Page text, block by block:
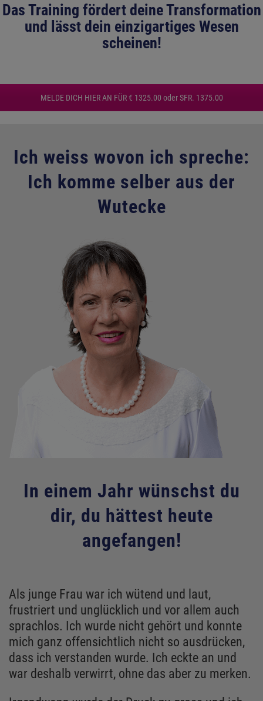
Das Training fördert deine Transformation
und lässt dein einzigartiges Wesen
scheinen!
MELDE DICH HIER AN FÜR € 1325.00 oder SFR. 1375.00
Ich weiss wovon ich spreche:
Ich komme selber aus der
Wutecke
In einem Jahr wünschst du
dir, du hättest heute
angefangen!
Als junge Frau war ich wütend und laut,
frustriert und unglücklich und vor allem auch
sprachlos. Ich wurde nicht gehört und konnte
mich ganz offensichtlich nicht so ausdrücken,
dass ich verstanden wurde. Ich eckte an und
war deshalb verwirrt, ohne das aber zu merken.